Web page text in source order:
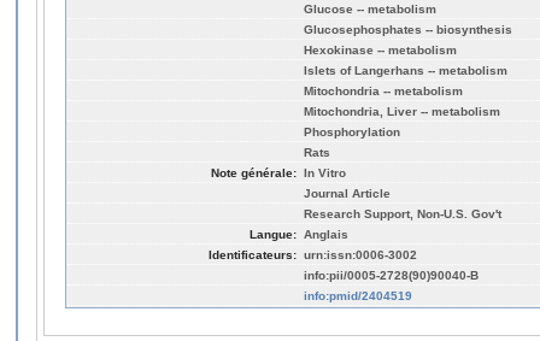
Glucose -- metabolism
Glucosephosphates -- biosynthesis
Hexokinase -- metabolism
Islets of Langerhans -- metabolism
Mitochondria -- metabolism
Mitochondria, Liver -- metabolism
Phosphorylation
Rats
Note générale: In Vitro
Journal Article
Research Support, Non-U.S. Gov't
Langue: Anglais
Identificateurs: urn:issn:0006-3002
info:pii/0005-2728(90)90040-B
info:pmid/2404519